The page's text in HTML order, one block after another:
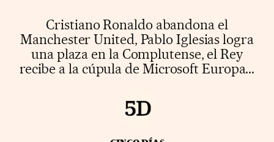
Cristiano Ronaldo abandona el
Manchester United, Pablo Iglesias logra
una plaza en la Complutense, el Rey
recibe a la cúpula de Microsoft Europa...